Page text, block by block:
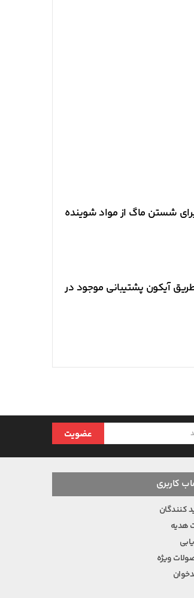
شستن ماگ از مواد شوینده
دارید می توانید با شماره 09999959035 تماس بگیرید و یا از طریق آیکون پشتیبانی موجود در
عضویت
کاربری
کنندگان
هدیه
ویژه